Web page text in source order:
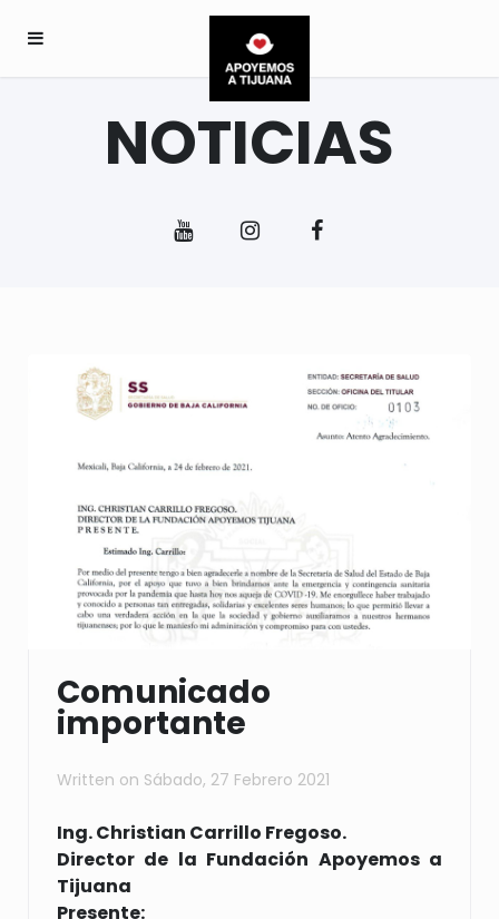
NOTICIAS
Comunicado
importante
Written on Sábado, 27 Febrero 2021
Ing. Christian Carrillo Fregoso.
Director de la Fundación Apoyemos a
Tijuana
Presente: